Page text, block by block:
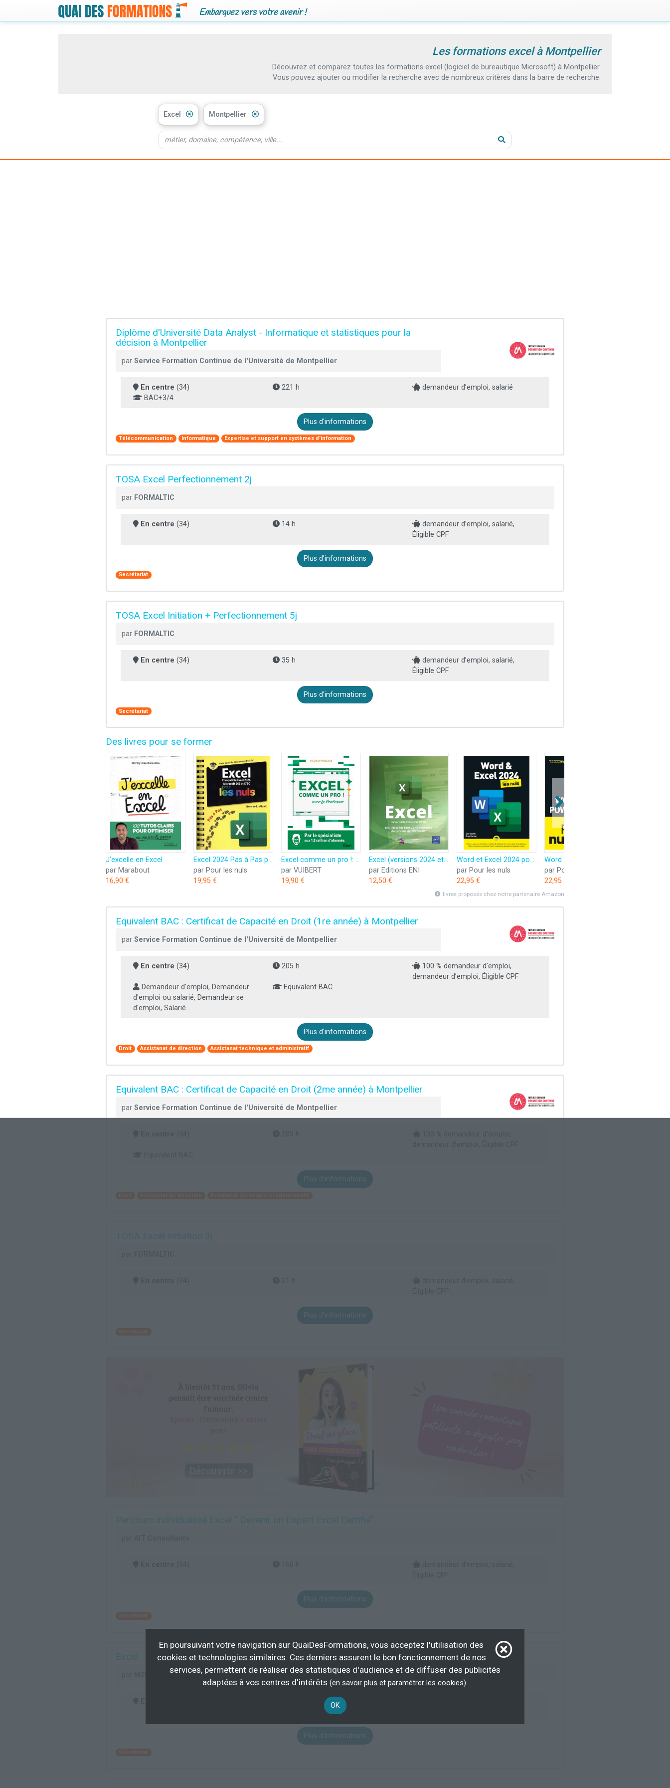
Embarquez vers votre avenir !
Les formations excel à Montpellier
Découvrez et comparez toutes les formations excel (logiciel de bureautique Microsoft) à Montpellier.
Vous pouvez ajouter ou modifier la recherche avec de nombreux critères dans la barre de recherche.
Excel Montpellier
Diplôme d'Université Data Analyst - Informatique et statistiques pour la
décision à Montpellier
par Service Formation Continue de l'Université de Montpellier
En centre (34) 221 h
demandeur d’emploi, salarié
BAC+3/4
Plus d'informations
Télécommunication Informatique Expertise et support en systèmes d'information
TOSA Excel Perfectionnement 2j
par FORMALTIC
En centre (34) 14 h
demandeur d’emploi, salarié,
Éligible CPF
Plus d'informations
Secrétariat
TOSA Excel Initiation + Perfectionnement 5j
par FORMALTIC
En centre (34) 35 h
demandeur d’emploi, salarié,
Éligible CPF
Plus d'informations
Secrétariat
Des livres pour se former
J'excelle en Excel
par Marabout
16,90 €
Excel 2024 Pas à Pas pour les Nuls
par Pour les nuls
19,95 €
Excel comme un pro !: Avec le Professor
par VUIBERT
19,90 €
Excel (versions 2024 et Microsoft 365) - Maîtrisez les fonctions avancées du tableur de Microsoft®
par Editions ENI
12,50 €
Word et Excel 2024 pour les Nuls
par Pour les nuls
22,95 €
par Pour les nuls
22,95 €
livres proposés chez notre partenaire Amazon
Equivalent BAC : Certificat de Capacité en Droit (1re année) à Montpellier
par Service Formation Continue de l'Université de Montpellier
En centre (34) 205 h
100 % demandeur d’emploi,
demandeur d’emploi, Éligible CPF
Demandeur d'emploi, Demandeur
d'emploi ou salarié, Demandeur·se
d'emploi, Salarié...
Equivalent BAC
Plus d'informations
Droit Assistanat de direction Assistanat technique et administratif
Equivalent BAC : Certificat de Capacité en Droit (2me année) à Montpellier
par Service Formation Continue de l'Université de Montpellier
Plus d'informations
TOSA Excel Initiation 3j
Plus d'informations
Parcours individualisé Excel " Devenir un Expert Excel Certifié"
Plus d'informations
Excel - Expertise - Exploiter des tableaux complexes - certification TOSA
Plus d'informations
En poursuivant votre navigation sur QuaiDesFormations, vous acceptez l'utilisation des
cookies et technologies similaires. Ces derniers assurent le bon fonctionnement de nos
services, permettent de réaliser des statistiques d'audience et de diffuser des publicités
adaptées à vos centres d'intérêts (en savoir plus et paramétrer les cookies).
OK